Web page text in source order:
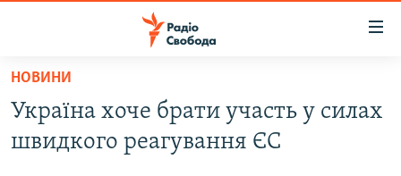
Перейти
основного
матеріалу
РАДІО СВОБОДА – 70 РОКІВ
ВСЕ ЗА ДОБУ
НОВИНИ
Україна хоче брати участь у силах
швидкого реагування ЄС